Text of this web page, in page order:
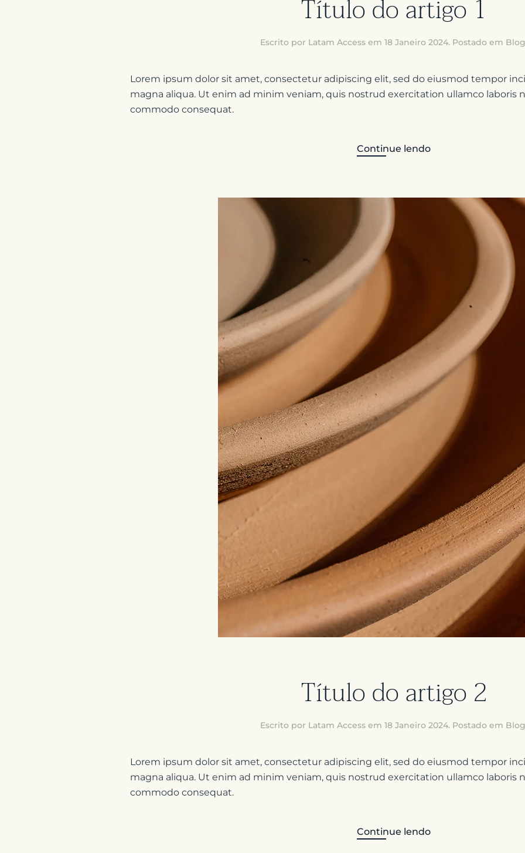
Título do artigo 1
Escrito por Latam Access em 18 Janeiro 2024. Postado em Blog
Lorem ipsum dolor sit amet, consectetur adipiscing elit, sed do eiusmod tempor
magna aliqua. Ut enim ad minim veniam, quis nostrud exercitation ullamco laboris
commodo consequat.
Continue lendo
Título do artigo 2
Escrito por Latam Access em 18 Janeiro 2024. Postado em Blog
Lorem ipsum dolor sit amet, consectetur adipiscing elit, sed do eiusmod tempor
magna aliqua. Ut enim ad minim veniam, quis nostrud exercitation ullamco laboris
commodo consequat.
Continue lendo